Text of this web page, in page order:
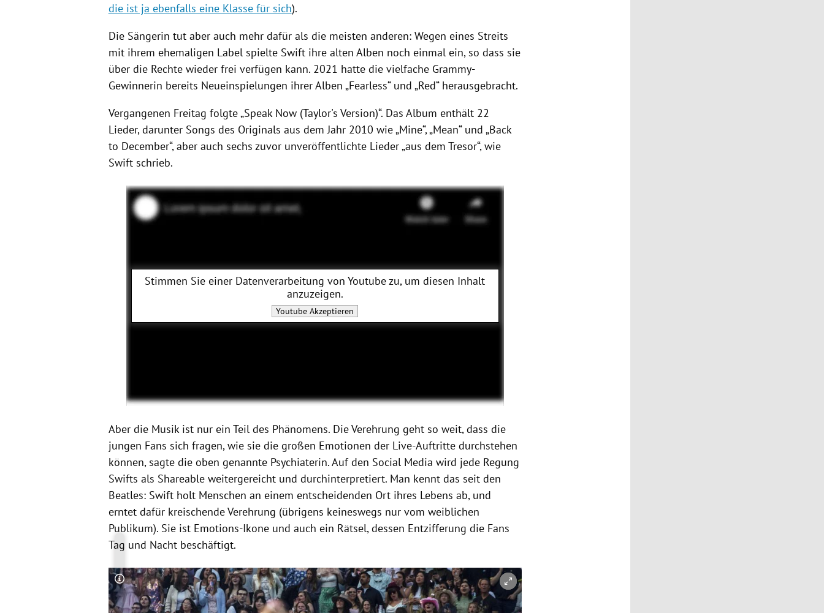
die ist ja ebenfalls eine Klasse für sich).
Die Sängerin tut aber auch mehr dafür als die meisten anderen: Wegen eines Streits
mit ihrem ehemaligen Label spielte Swift ihre alten Alben noch einmal ein, so dass sie
über die Rechte wieder frei verfügen kann. 2021 hatte die vielfache Grammy-
Gewinnerin bereits Neueinspielungen ihrer Alben „Fearless“ und „Red“ herausgebracht.
Vergangenen Freitag folgte „Speak Now (Taylor's Version)“. Das Album enthält 22
Lieder, darunter Songs des Originals aus dem Jahr 2010 wie „Mine“, „Mean“ und „Back
to December“, aber auch sechs zuvor unveröffentlichte Lieder „aus dem Tresor“, wie
Swift schrieb.
Stimmen Sie einer Datenverarbeitung vonYoutubezu, um diesen Inhalt
anzuzeigen.
Youtube Akzeptieren
Aber die Musik ist nur ein Teil des Phänomens. Die Verehrung geht so weit, dass die
jungen Fans sich fragen, wie sie die großen Emotionen der Live-Auftritte durchstehen
können, sagte die oben genannte Psychiaterin. Auf den Social Media wird jede Regung
Swifts als Shareable weitergereicht und durchinterpretiert. Man kennt das seit den
Beatles: Swift holt Menschen an einem entscheidenden Ort ihres Lebens ab, und
erntet dafür kreischende Verehrung (übrigens keineswegs nur vom weiblichen
Publikum). Sie ist Emotions-Ikone und auch ein Rätsel, dessen Entzifferung die Fans
Tag und Nacht beschäftigt.
Copyright-Hinweis öffnen/schließen